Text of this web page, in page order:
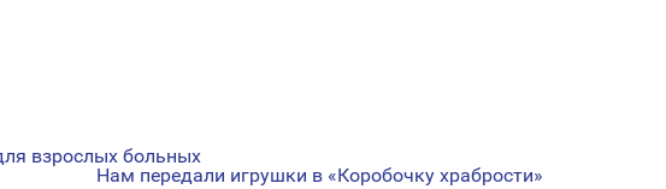
взрослых больных
Нам передали игрушки в «Коробочку храбрости»